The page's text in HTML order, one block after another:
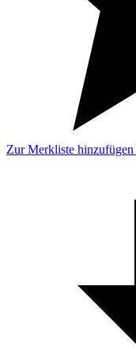
Zur Merkliste hinzufügen